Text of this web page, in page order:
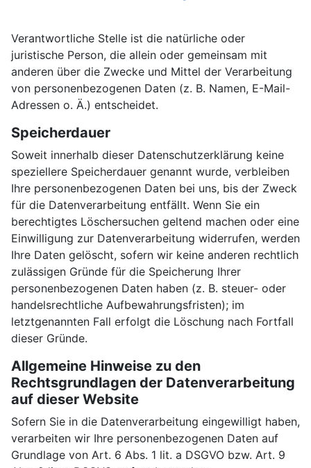
Verantwortliche Stelle ist die natürliche oder
juristische Person, die allein oder gemeinsam mit
anderen über die Zwecke und Mittel der Verarbeitung
von personenbezogenen Daten (z. B. Namen, E-Mail-
Adressen o. Ä.) entscheidet.
Speicherdauer
Soweit innerhalb dieser Datenschutzerklärung keine
speziellere Speicherdauer genannt wurde, verbleiben
Ihre personenbezogenen Daten bei uns, bis der Zweck
für die Datenverarbeitung entfällt. Wenn Sie ein
berechtigtes Löschersuchen geltend machen oder eine
Einwilligung zur Datenverarbeitung widerrufen, werden
Ihre Daten gelöscht, sofern wir keine anderen rechtlich
zulässigen Gründe für die Speicherung Ihrer
personenbezogenen Daten haben (z. B. steuer- oder
handelsrechtliche Aufbewahrungsfristen); im
letztgenannten Fall erfolgt die Löschung nach Fortfall
dieser Gründe.
Allgemeine Hinweise zu den
Rechtsgrundlagen der Datenverarbeitung
auf dieser Website
Sofern Sie in die Datenverarbeitung eingewilligt haben,
verarbeiten wir Ihre personenbezogenen Daten auf
Grundlage von Art. 6 Abs. 1 lit. a DSGVO bzw. Art. 9